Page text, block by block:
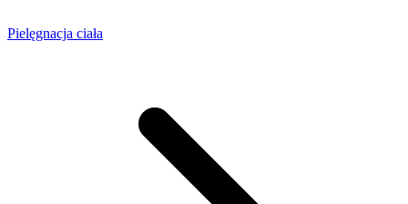
Pielęgnacja ciała